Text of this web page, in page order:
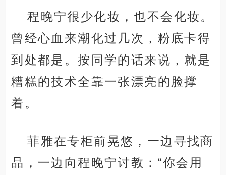
程晚宁很少化妆，也不会化妆。
曾经心血来潮化过几次，粉底卡得
到处都是。按同学的话来说，就是
糟糕的技术全靠一张漂亮的脸撑
着。
菲雅在专柜前晃悠，一边寻找商
品，一边向程晚宁讨教：“你会用